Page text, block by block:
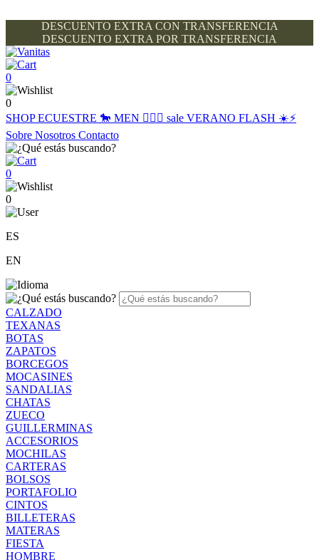
DESCUENTO EXTRA CON TRANSFERENCIA
DESCUENTO EXTRA POR TRANSFERENCIA
0
0
SHOPECUESTRE 🐎 MEN 🙋🏽‍♂️ sale VERANO FLASH ☀️⚡️
Sobre Nosotros Contacto
0
0
ES
EN
CALZADO
TEXANAS
BOTAS
ZAPATOS
BORCEGOS
MOCASINES
SANDALIAS
CHATAS
ZUECO
GUILLERMINAS
ACCESORIOS
MOCHILAS
CARTERAS
BOLSOS
PORTAFOLIO
CINTOS
BILLETERAS
MATERAS
FIESTA
HOMBRE